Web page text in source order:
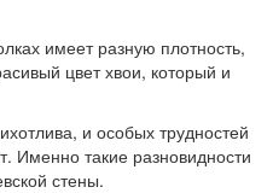
имеет разную плотность,
цвет хвои, который и
и особых трудностей
Именно такие разновидности
стены.